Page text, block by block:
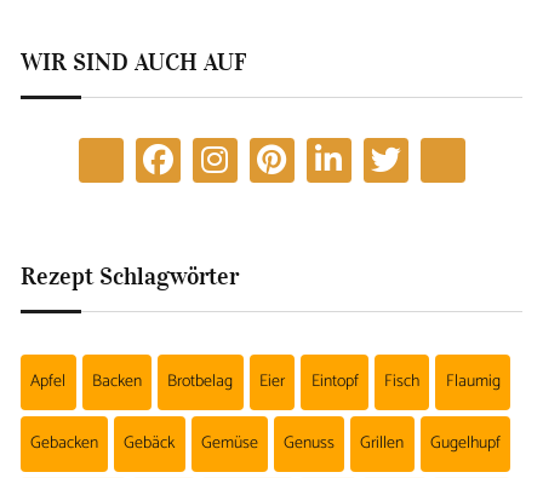
WIR SIND AUCH AUF
Rezept Schlagwörter
Apfel Backen Brotbelag Eier Eintopf Fisch Flaumig
Gebacken Gebäck Gemüse Genuss Grillen Gugelhupf